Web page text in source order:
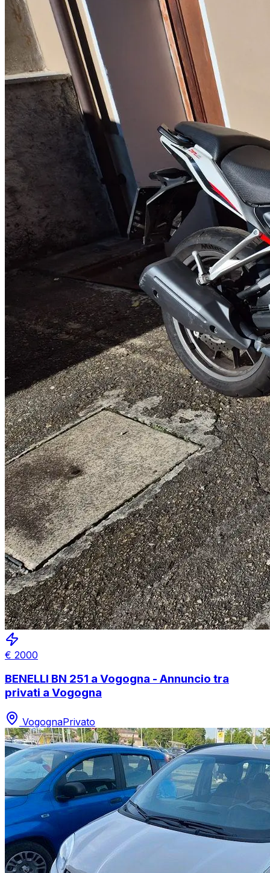
€ 2000
BENELLI BN 251 a Vogogna - Annuncio tra
privati a Vogogna
VogognaPrivato